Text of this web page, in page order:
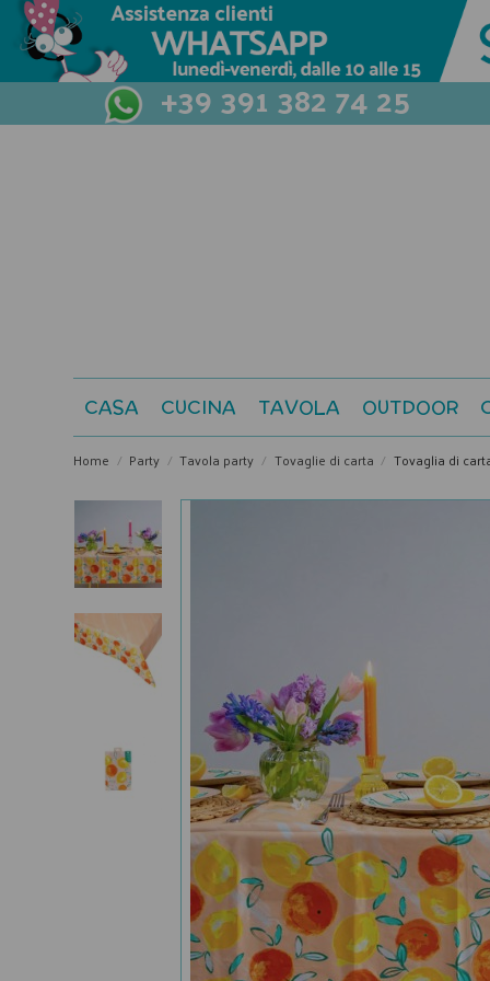
+39 391 382 74 25
CASA CUCINA TAVOLA OUTDOOR
Home Party Tavola party Tovaglie di carta Tovaglia di